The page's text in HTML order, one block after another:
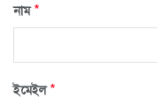
নাম*
ইমেইল*